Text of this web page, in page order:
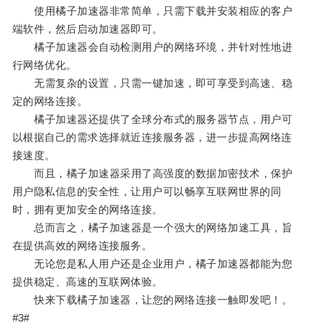
使用橘子加速器非常简单，只需下载并安装相应的客户
端软件，然后启动加速器即可。
橘子加速器会自动检测用户的网络环境，并针对性地进
行网络优化。
无需复杂的设置，只需一键加速，即可享受到高速、稳
定的网络连接。
橘子加速器还提供了全球分布式的服务器节点，用户可
以根据自己的需求选择就近连接服务器，进一步提高网络连
接速度。
而且，橘子加速器采用了高强度的数据加密技术，保护
用户隐私信息的安全性，让用户可以畅享互联网世界的同
时，拥有更加安全的网络连接。
总而言之，橘子加速器是一个强大的网络加速工具，旨
在提供高效的网络连接服务。
无论您是私人用户还是企业用户，橘子加速器都能为您
提供稳定、高速的互联网体验。
快来下载橘子加速器，让您的网络连接一触即发吧！。
#3#